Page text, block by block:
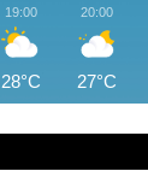
19:00
28°C
20:00
27°C